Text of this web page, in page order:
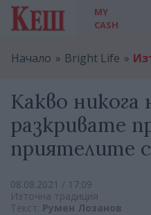
MY
CASH
Начало Bright Life
Какво никога
разкривате
приятелите
08.08.2021 / 17:09
Източна традиция
Текст: Румен Лозанов